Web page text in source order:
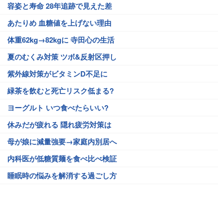
容姿と寿命 28年追跡で見えた差
あたりめ 血糖値を上げない理由
体重62kg→82kgに 寺田心の生活
夏のむくみ対策 ツボ&反射区押し
紫外線対策がビタミンD不足に
緑茶を飲むと死亡リスク低まる?
ヨーグルト いつ食べたらいい?
休みだが疲れる 隠れ疲労対策は
母が娘に減量強要→家庭内別居へ
内科医が低糖質麺を食べ比べ検証
睡眠時の悩みを解消する過ごし方